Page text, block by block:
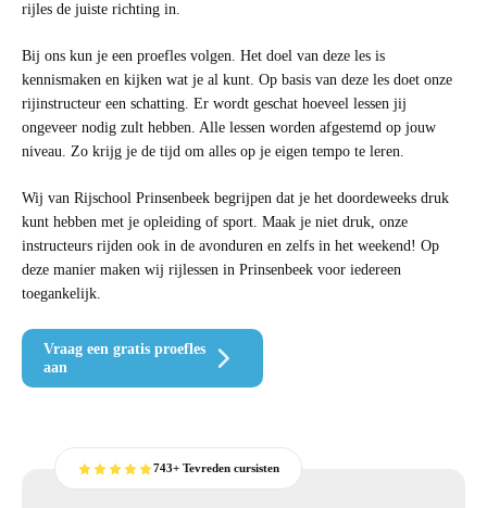
rijles de juiste richting in.
Bij ons kun je een proefles volgen. Het doel van deze les is
kennismaken en kijken wat je al kunt. Op basis van deze les doet onze
rijinstructeur een schatting. Er wordt geschat hoeveel lessen jij
ongeveer nodig zult hebben. Alle lessen worden afgestemd op jouw
niveau. Zo krijg je de tijd om alles op je eigen tempo te leren.
Wij van Rijschool Prinsenbeek begrijpen dat je het doordeweeks druk
kunt hebben met je opleiding of sport. Maak je niet druk, onze
instructeurs rijden ook in de avonduren en zelfs in het weekend! Op
deze manier maken wij rijlessen in Prinsenbeek voor iedereen
toegankelijk.
Vraag een gratis proefles
aan
743+ Tevreden cursisten